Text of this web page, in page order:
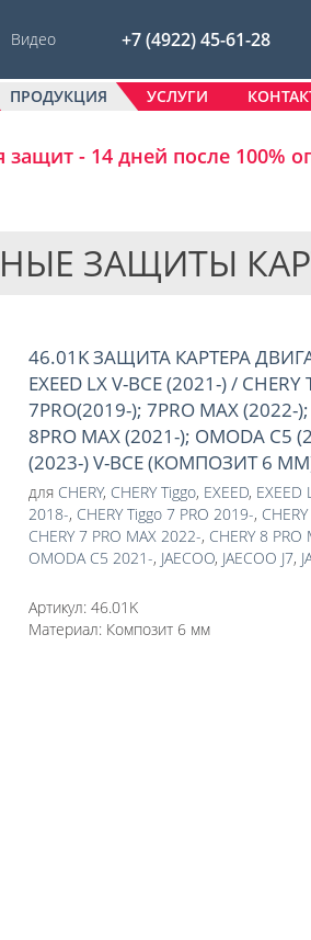
Видео +7 (4922) 45-61-28
ПРОДУКЦИЯ УСЛУГИ
защит - 14 дней после 100%
ЗАЩИТЫ
46.01K ЗАЩИТА КАРТЕРА
EXEED LX V-ВСЕ (2021-) /
7PRO(2019-); 7PRO MAX (2022-
8PRO MAX (2021-); OMODA C5
(2023-) V-ВСЕ (КОМПОЗИТ 6
для CHERY, CHERY Tiggo, EXEED, EXEED
2018-, CHERY Tiggo 7 PRO 2019-,
CHERY 7 PRO MAX 2022-, CHERY 8
OMODA C5 2021-, JAECOO, JAECOO J7,
Артикул: 46.01K
Материал: Композит 6 мм